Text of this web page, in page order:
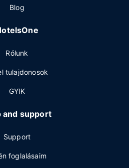
Blog
Rólunk
tulajdonosok
GYIK
and support
Support
foglalásaim